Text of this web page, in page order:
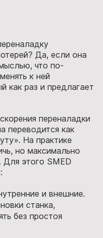
Да, если она
что по-
к ней
как раз и предлагает
переналадки
переводится как
На практике
но максимально
Для этого SMED
и внешние.
станка,
без простоя